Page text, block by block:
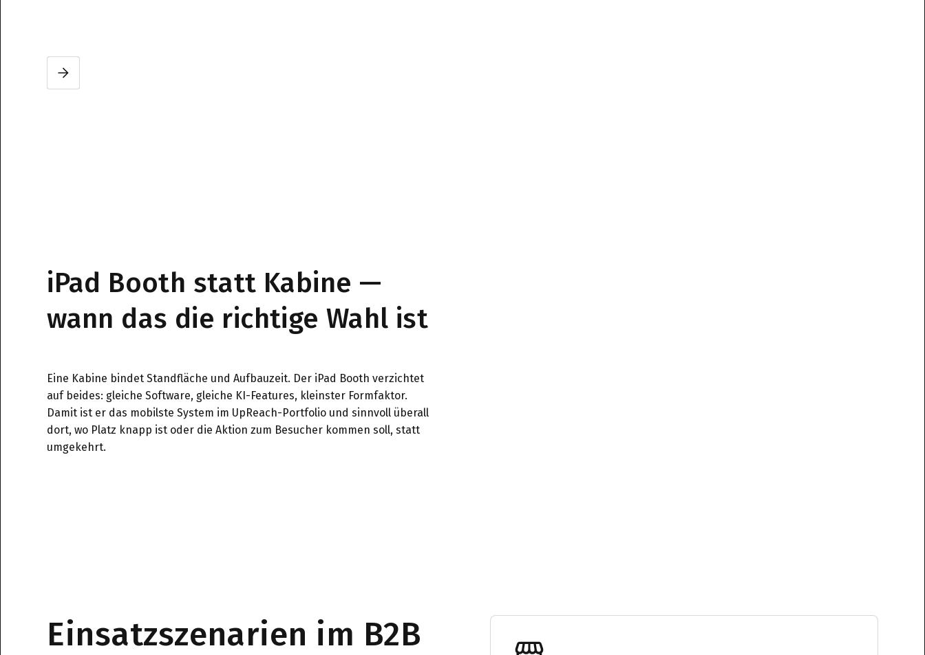
Slide 2 of 3.
iPad Booth statt Kabine —
wann das die richtige Wahl ist
Eine Kabine bindet Standfläche und Aufbauzeit. Der iPad Booth verzichtet
auf beides: gleiche Software, gleiche KI-Features, kleinster Formfaktor.
Damit ist er das mobilste System im UpReach-Portfolio und sinnvoll überall
dort, wo Platz knapp ist oder die Aktion zum Besucher kommen soll, statt
umgekehrt.
Einsatzszenarien im B2B